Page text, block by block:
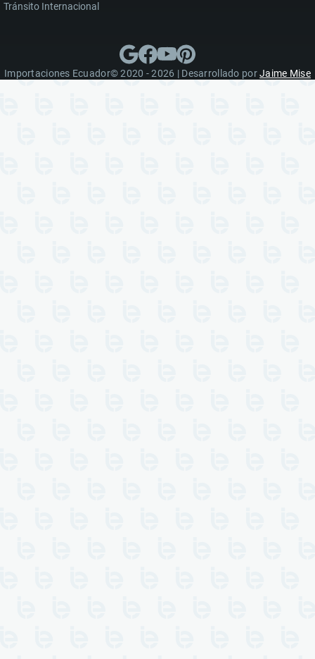
Tránsito Internacional
Importaciones Ecuador© 2020 - 2026 | Desarrollado porJaime Mise